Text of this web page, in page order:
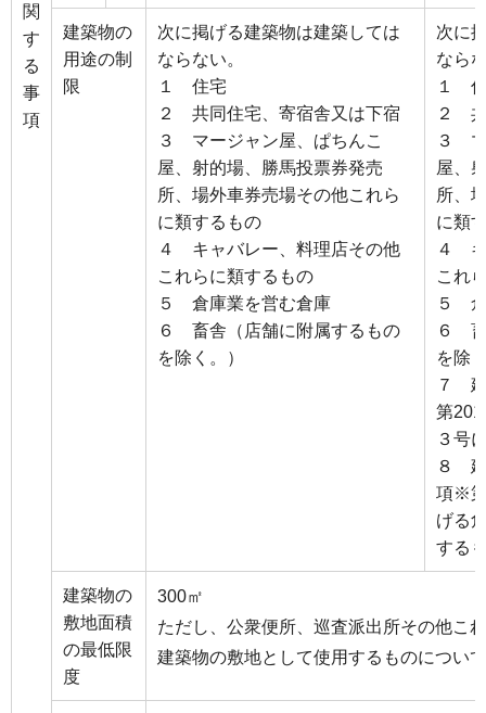
関
す
る
事
項
建築物の
用途の制
限
次に掲げる建築物は建築しては
ならない。
１ 住宅
２ 共同住宅、寄宿舎又は下宿
３ マージャン屋、ぱちんこ
屋、射的場、勝馬投票券発売
所、場外車券売場その他これら
に類するもの
４ キャバレー、料理店その他
これらに類するもの
５ 倉庫業を営む倉庫
６ 畜舎（店舗に附属するもの
を除く。）
次に
なら
１
２ 共
３ マ
屋、
所、
に類
４ キ
これ
５ 倉
６ 畜
を除
７ 建
第
３号
８ 建
項※
げる
する
建築物の
敷地面積
の最低限
度
300㎡
ただし、公衆便所、巡査派出所その他こ
建築物の敷地として使用するものについ